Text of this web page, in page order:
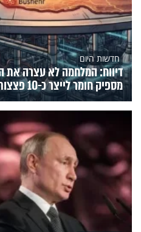
חדשות היום
דיווח: המלחמה לא עצרה את
מספיק חומר לייצר כ-10 פצצות